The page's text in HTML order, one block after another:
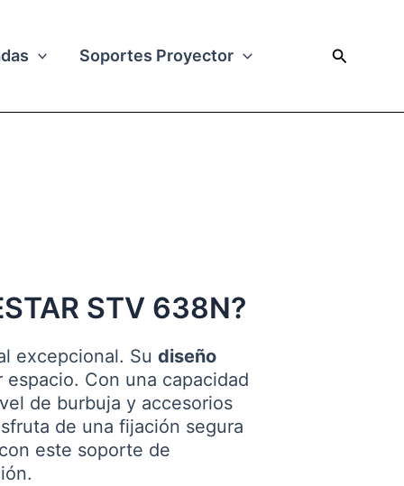
Soportes Proyector Buscar
STV 638N?
excepcional. Su diseño
Con una capacidad
de burbuja y accesorios
de una fijación segura
este soporte de